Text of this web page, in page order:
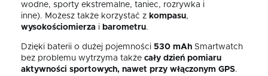
wodne, sporty ekstremalne, taniec, rozrywka i
inne). Możesz także korzystać z kompasu,
wysokościomierza i barometru.
Dzięki baterii o dużej pojemności 530 mAh Smartwatch
bez problemu wytrzyma także cały dzień pomiaru
aktywności sportowych, nawet przy włączonym GPS.